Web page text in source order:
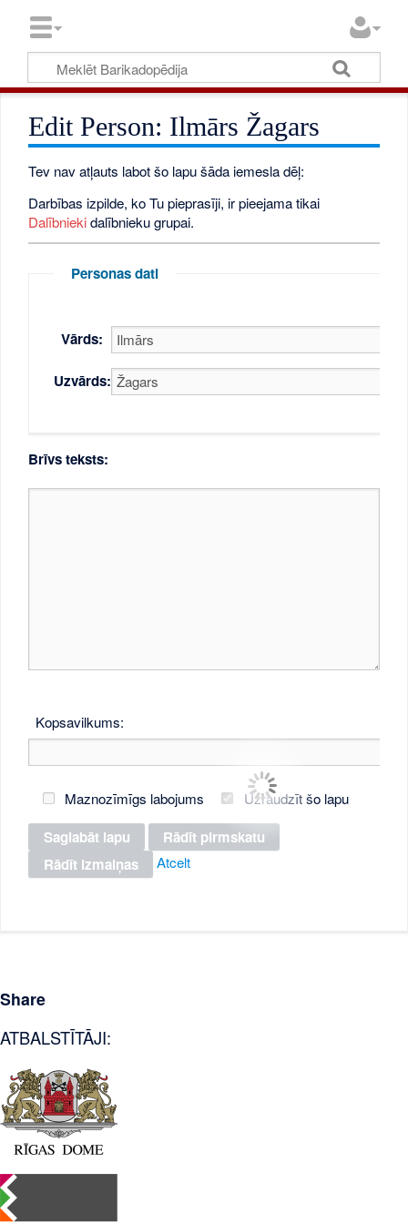
Edit Person: Ilmārs Žagars
Tev nav atļauts labot šo lapu šāda iemesla dēļ:
Darbības izpilde, ko Tu pieprasīji, ir pieejama tikai
Dalībniekidalībnieku grupai.
Personas dati
Vārds:
Uzvārds:
Brīvs teksts:
Kopsavilkums:
Maznozīmīgs labojums Uzraudzīt šo lapu
Atcelt
Share
ATBALSTĪTĀJI: